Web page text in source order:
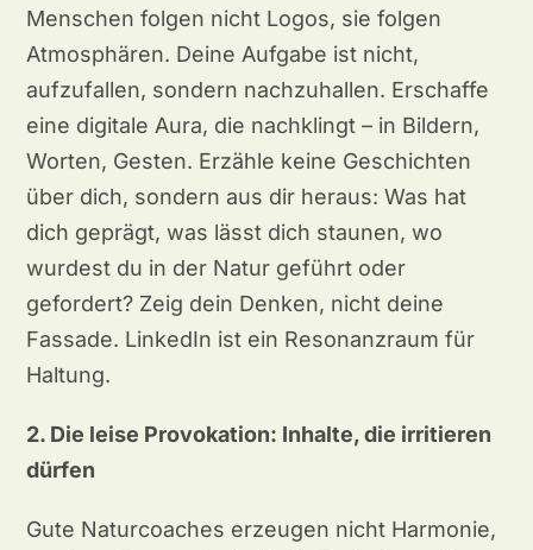
Menschen folgen nicht Logos, sie folgen
Atmosphären. Deine Aufgabe ist nicht,
aufzufallen, sondern nachzuhallen. Erschaffe
eine digitale Aura, die nachklingt – in Bildern,
Worten, Gesten. Erzähle keine Geschichten
über dich, sondern aus dir heraus: Was hat
dich geprägt, was lässt dich staunen, wo
wurdest du in der Natur geführt oder
gefordert? Zeig dein Denken, nicht deine
Fassade. LinkedIn ist ein Resonanzraum für
Haltung.
2. Die leise Provokation: Inhalte, die irritieren
dürfen
Gute Naturcoaches erzeugen nicht Harmonie,